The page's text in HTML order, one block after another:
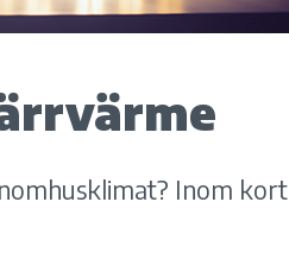
Inom kort